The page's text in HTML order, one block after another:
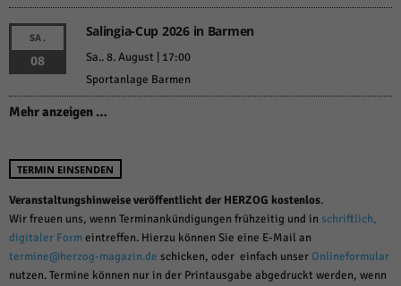
SA.
08
Salingia-Cup 2026 in Barmen
Sa.. 8. August | 17:00
Sportanlage Barmen
Mehr anzeigen …
TERMIN EINSENDEN
Veranstaltungshinweise veröffentlicht der HERZOG kostenlos.
Wir freuen uns, wenn Terminankündigungen frühzeitig und in schriftlich,
digitaler Formeintreffen. Hierzu können Sie eine E-Mail an
termine@herzog-magazin.de schicken, oder einfach unserOnlineformular
nutzen. Termine können nur in der Printausgabe abgedruckt werden, wenn